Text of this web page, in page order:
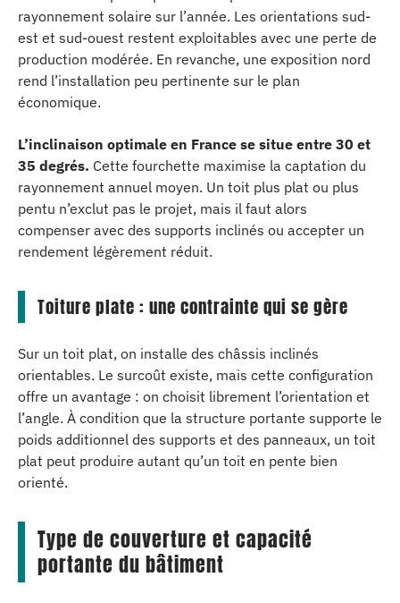
rayonnement solaire sur l’année. Les orientations sud-
est et sud-ouest restent exploitables avec une perte de
production modérée. En revanche, une exposition nord
rend l’installation peu pertinente sur le plan
économique.
L’inclinaison optimale en France se situe entre 30 et
35 degrés. Cette fourchette maximise la captation du
rayonnement annuel moyen. Un toit plus plat ou plus
pentu n’exclut pas le projet, mais il faut alors
compenser avec des supports inclinés ou accepter un
rendement légèrement réduit.
Toiture plate : une contrainte qui se gère
Sur un toit plat, on installe des châssis inclinés
orientables. Le surcoût existe, mais cette configuration
offre un avantage : on choisit librement l’orientation et
l’angle. À condition que la structure portante supporte le
poids additionnel des supports et des panneaux, un toit
plat peut produire autant qu’un toit en pente bien
orienté.
Type de couverture et capacité
portante du bâtiment